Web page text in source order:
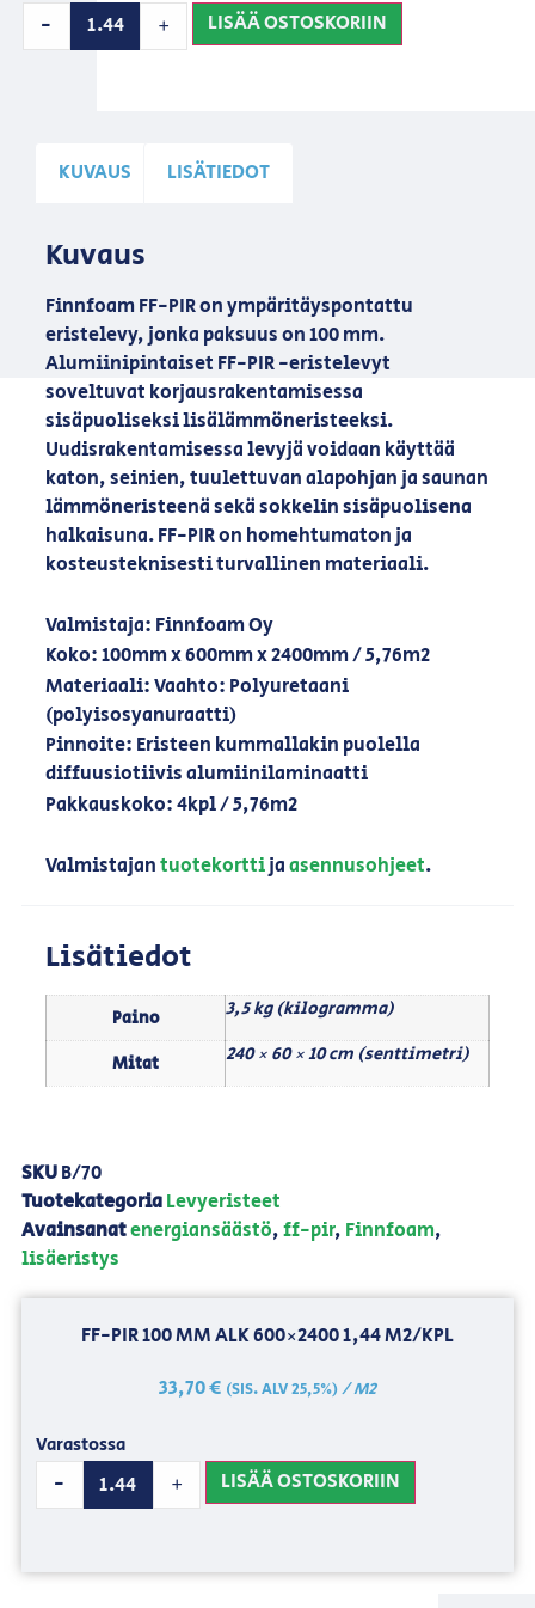
- + LISÄÄ OSTOSKORIIN
KUVAUS LISÄTIEDOT
Kuvaus
Finnfoam FF-PIR on ympäritäyspontattu
eristelevy, jonka paksuus on 100 mm.
Alumiinipintaiset FF-PIR -eristelevyt
soveltuvat korjausrakentamisessa
sisäpuoliseksi lisälämmöneristeeksi.
Uudisrakentamisessa levyjä voidaan käyttää
katon, seinien, tuulettuvan alapohjan ja saunan
lämmöneristeenä sekä sokkelin sisäpuolisena
halkaisuna. FF-PIR on homehtumaton ja
kosteusteknisesti turvallinen materiaali.
Valmistaja: Finnfoam Oy
Koko: 100mm x 600mm x 2400mm / 5,76m2
Materiaali: Vaahto: Polyuretaani
(polyisosyanuraatti)
Pinnoite: Eristeen kummallakin puolella
diffuusiotiivis alumiinilaminaatti
Pakkauskoko: 4kpl / 5,76m2
Valmistajantuotekorttijaasennusohjeet.
Lisätiedot
Paino 3,5 kg (kilogramma)
Mitat 240 × 60 × 10 cm (senttimetri)
SKUB/70
TuotekategoriaLevyeristeet
Avainsanatenergiansäästö,ff-pir, Finnfoam,
lisäeristys
FF-PIR 100 MM ALK 600×2400 1,44 M2/KPL
33,70€ (SIS. ALV 25,5%)/ M2
Varastossa
- + LISÄÄ OSTOSKORIIN